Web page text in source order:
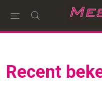
Recent